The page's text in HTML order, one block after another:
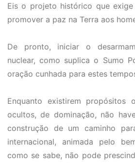
Eis o projeto histórico que
promover a paz na Terra aos
De pronto, iniciar o
nuclear, como suplica o Sumo
oração cunhada para estes
Enquanto existirem propósitos
ocultos, de dominação, não
construção de um caminho
internacional, animada pelo
como se sabe, não pode